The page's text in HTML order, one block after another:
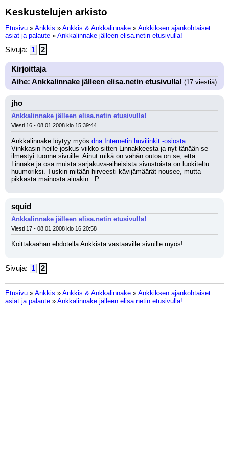
Keskustelujen arkisto
Etusivu » Ankkis » Ankkis & Ankkalinnake » Ankkiksen ajankohtaiset
asiat ja palaute » Ankkalinnake jälleen elisa.netin etusivulla!
Sivuja: 1 2
Kirjoittaja
Aihe: Ankkalinnake jälleen elisa.netin etusivulla! (17 viestiä)
jho
Ankkalinnake jälleen elisa.netin etusivulla!
Viesti 16 - 08.01.2008 klo 15:39:44
Ankkalinnake löytyy myös dna Internetin huvilinkit -osiosta.
Vinkkasin heille joskus viikko sitten Linnakkeesta ja nyt tänään se
ilmestyi tuonne sivuille. Ainut mikä on vähän outoa on se, että
Linnake ja osa muista sarjakuva-aiheisista sivustoista on luokiteltu
huumoriksi. Tuskin mitään hirveesti kävijämäärät nousee, mutta
pikkasta mainosta ainakin. :P
squid
Ankkalinnake jälleen elisa.netin etusivulla!
Viesti 17 - 08.01.2008 klo 16:20:58
Koittakaahan ehdotella Ankkista vastaaville sivuille myös!
Sivuja: 1 2
Etusivu » Ankkis » Ankkis & Ankkalinnake » Ankkiksen ajankohtaiset
asiat ja palaute » Ankkalinnake jälleen elisa.netin etusivulla!